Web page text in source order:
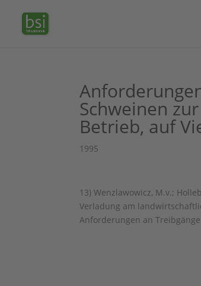
Schweinen
Betrieb, auf
1995
13) Wenzlawowicz, M.v.;
Verladung am
Anforderungen an